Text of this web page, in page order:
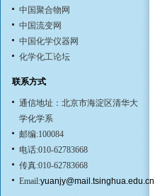
中国聚合物网
中国流变网
中国化学仪器网
化学化工论坛
联系方式
通信地址：北京市海淀区清华大
学化学系
邮编:100084
电话:010-62783668
传真:010-62783668
Email:yuanjy@mail.tsinghua.edu.cn